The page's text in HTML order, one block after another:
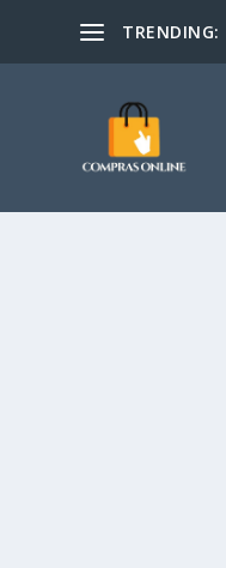
TRENDING: